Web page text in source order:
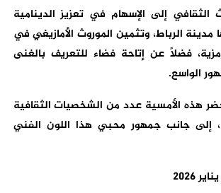
إلى الإسهام في تعزيز الدينامية
مدينة الرباط، وتثمين الموروث الأمازيغي في
فضلاً عن إتاحة فضاء للتعريف بالغنى
الواسع.
هذه الأمسية عدد من الشخصيات الثقافية
إلى جانب جمهور محبي هذا اللون الفني